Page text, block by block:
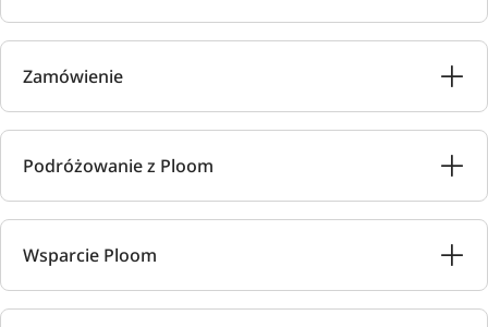
Zamówienie
Podróżowanie z Ploom
Wsparcie Ploom